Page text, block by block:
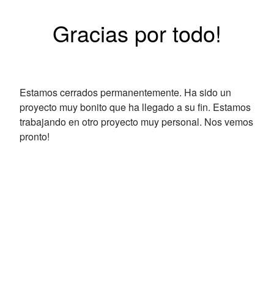
Gracias por todo!
Estamos cerrados permanentemente. Ha sido un
proyecto muy bonito que ha llegado a su fin. Estamos
trabajando en otro proyecto muy personal. Nos vemos
pronto!